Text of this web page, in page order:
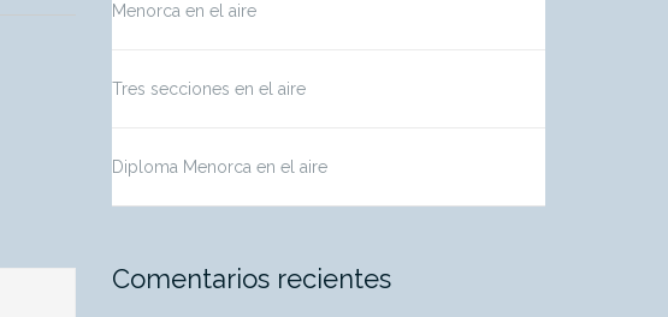
Menorca en el aire
Tres secciones en el aire
Diploma Menorca en el aire
Comentarios recientes